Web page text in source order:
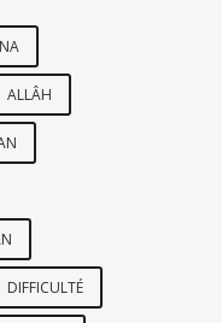
ALLÂH
DIFFICULTÉ